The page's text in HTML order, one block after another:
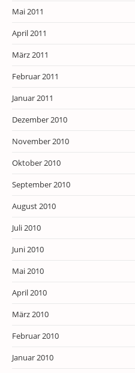
Mai 2011
April 2011
März 2011
Februar 2011
Januar 2011
Dezember 2010
November 2010
Oktober 2010
September 2010
August 2010
Juli 2010
Juni 2010
Mai 2010
April 2010
März 2010
Februar 2010
Januar 2010